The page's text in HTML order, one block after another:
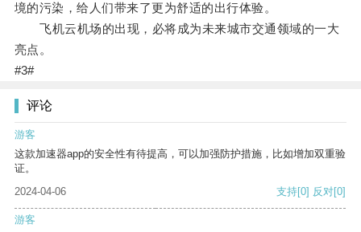
境的污染，给人们带来了更为舒适的出行体验。
飞机云机场的出现，必将成为未来城市交通领域的一大
亮点。
#3#
评论
游客
这款加速器app的安全性有待提高，可以加强防护措施，比如增加双重验
证。
2024-04-06
支持[0] 反对[0]
游客